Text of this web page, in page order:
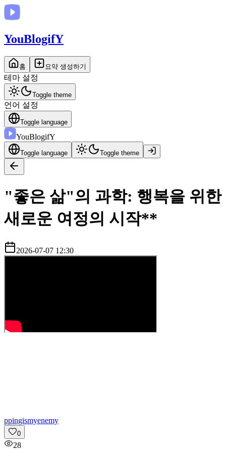
YouBlogifY
홈 요약 생성하기
테마 설정
Toggle theme
언어 설정
Toggle language
YouBlogifY
Toggle language Toggle theme
"좋은 삶"의 과학: 행복을 위한
새로운 여정의 시작**
2026-07-07 12:30
ppingismyenemy
0
28